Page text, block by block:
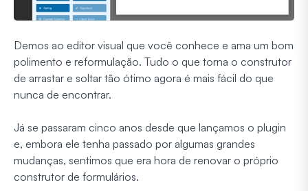
Demos ao editor visual que você conhece e ama um bom
polimento e reformulação. Tudo o que torna o construtor
de arrastar e soltar tão ótimo agora é mais fácil do que
nunca de encontrar.
Já se passaram cinco anos desde que lançamos o plugin
e, embora ele tenha passado por algumas grandes
mudanças, sentimos que era hora de renovar o próprio
construtor de formulários.